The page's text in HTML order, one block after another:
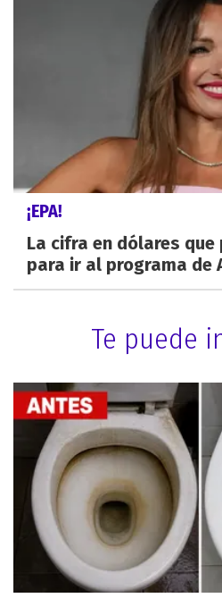
¡EPA!
La cifra en dólares que
para ir al programa de
Te puede